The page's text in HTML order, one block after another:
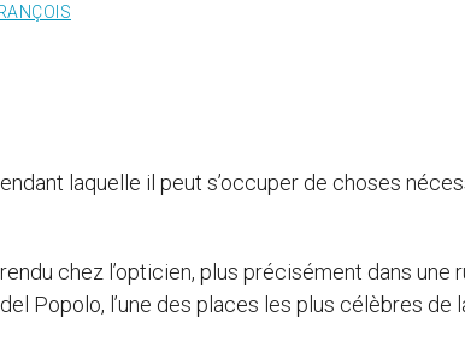
laquelle il peut s’occuper de choses
chez l’opticien, plus précisément dans une
Popolo, l’une des places les plus célèbres de